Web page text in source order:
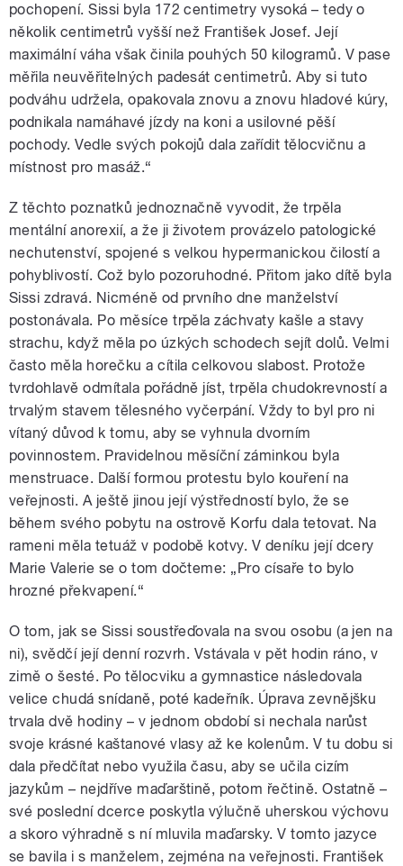
pochopení. Sissi byla 172 centimetry vysoká – tedy o
několik centimetrů vyšší než František Josef. Její
maximální váha však činila pouhých 50 kilogramů. V pase
měřila neuvěřitelných padesát centimetrů. Aby si tuto
podváhu udržela, opakovala znovu a znovu hladové kúry,
podnikala namáhavé jízdy na koni a usilovné pěší
pochody. Vedle svých pokojů dala zařídit tělocvičnu a
místnost pro masáž.“
Z těchto poznatků jednoznačně vyvodit, že trpěla
mentální anorexií, a že ji životem provázelo patologické
nechutenství, spojené s velkou hypermanickou čilostí a
pohyblivostí. Což bylo pozoruhodné. Přitom jako dítě byla
Sissi zdravá. Nicméně od prvního dne manželství
postonávala. Po měsíce trpěla záchvaty kašle a stavy
strachu, když měla po úzkých schodech sejít dolů. Velmi
často měla horečku a cítila celkovou slabost. Protože
tvrdohlavě odmítala pořádně jíst, trpěla chudokrevností a
trvalým stavem tělesného vyčerpání. Vždy to byl pro ni
vítaný důvod k tomu, aby se vyhnula dvorním
povinnostem. Pravidelnou měsíční záminkou byla
menstruace. Další formou protestu bylo kouření na
veřejnosti. A ještě jinou její výstředností bylo, že se
během svého pobytu na ostrově Korfu dala tetovat. Na
rameni měla tetuáž v podobě kotvy. V deníku její dcery
Marie Valerie se o tom dočteme: „Pro císaře to bylo
hrozné překvapení.“
O tom, jak se Sissi soustřeďovala na svou osobu (a jen na
ni), svědčí její denní rozvrh. Vstávala v pět hodin ráno, v
zimě o šesté. Po tělocviku a gymnastice následovala
velice chudá snídaně, poté kadeřník. Úprava zevnějšku
trvala dvě hodiny – v jednom období si nechala narůst
svoje krásné kaštanové vlasy až ke kolenům. V tu dobu si
dala předčítat nebo využila času, aby se učila cizím
jazykům – nejdříve maďarštině, potom řečtině. Ostatně –
své poslední dcerce poskytla výlučně uherskou výchovu
a skoro výhradně s ní mluvila maďarsky. V tomto jazyce
se bavila i s manželem, zejména na veřejnosti. František